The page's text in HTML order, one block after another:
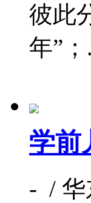
彼此
年”；
学前
- / 华